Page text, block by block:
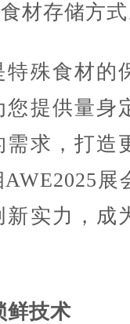
材存储方
殊食材的
您提供量身
求，打造
展
实力，成
鲜技术